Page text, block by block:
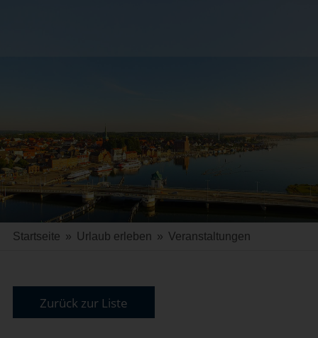
Startseite » Urlaub erleben » Veranstaltungen
Zurück zur Liste